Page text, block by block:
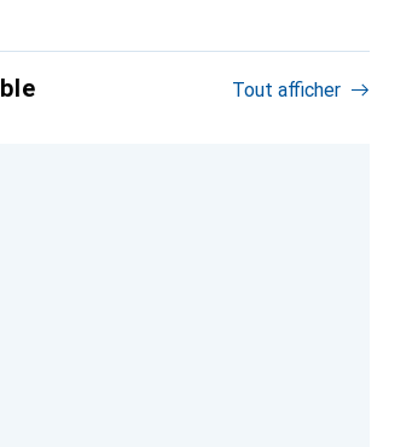
Tout afficher